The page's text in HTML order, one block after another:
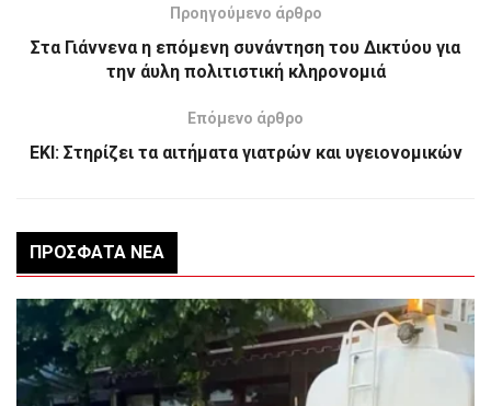
Προηγούμενο άρθρο
Στα Γιάννενα η επόμενη συνάντηση του Δικτύου για
την άυλη πολιτιστική κληρονομιά
Επόμενο άρθρο
EKI: Στηρίζει τα αιτήματα γιατρών και υγειονομικών
ΠΡΌΣΦΑΤΑ ΝΈΑ